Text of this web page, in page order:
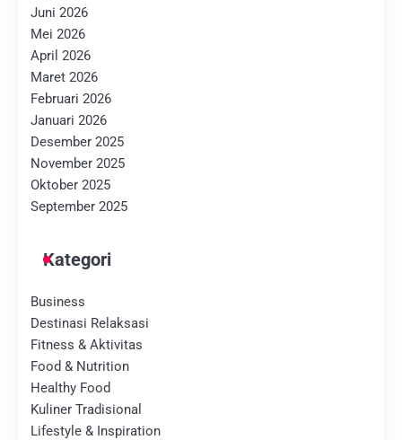
Juni 2026
Mei 2026
April 2026
Maret 2026
Februari 2026
Januari 2026
Desember 2025
November 2025
Oktober 2025
September 2025
Kategori
Business
Destinasi Relaksasi
Fitness & Aktivitas
Food & Nutrition
Healthy Food
Kuliner Tradisional
Lifestyle & Inspiration